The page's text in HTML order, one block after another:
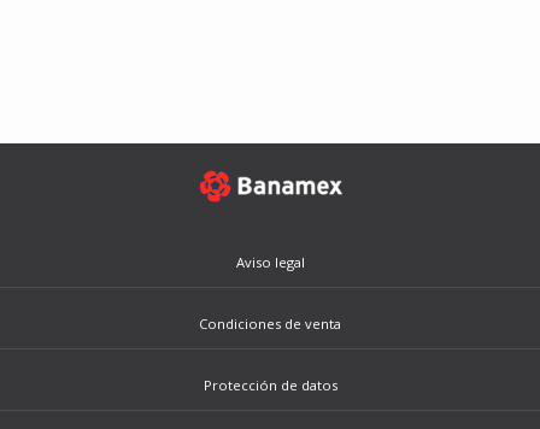
Aviso legal
Condiciones de venta
Protección de datos